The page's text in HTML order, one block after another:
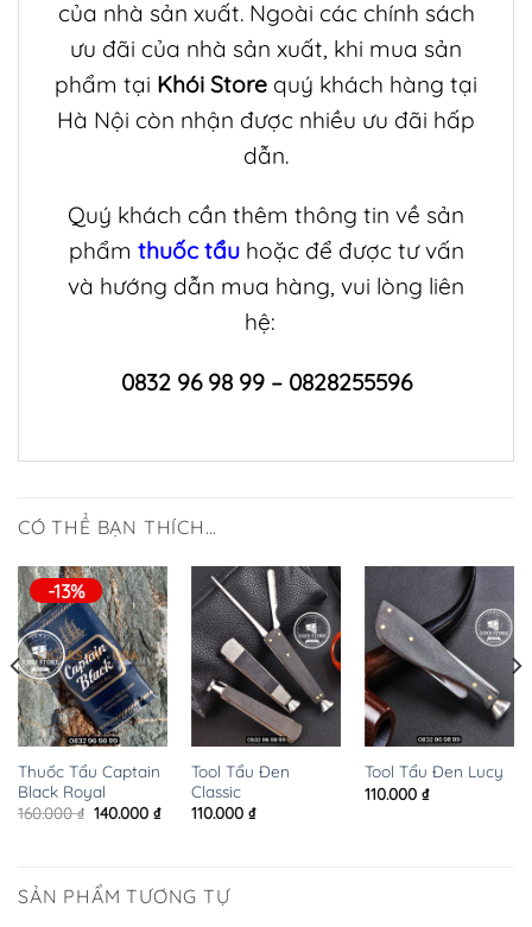
của nhà sản xuất. Ngoài các chính sách
ưu đãi của nhà sản xuất, khi mua sản
phẩm tại Khói Store quý khách hàng tại
Hà Nội còn nhận được nhiều ưu đãi hấp
dẫn.
Quý khách cần thêm thông tin về sản
phẩm thuốc tẩuhoặc để được tư vấn
và hướng dẫn mua hàng, vui lòng liên
hệ:
0832 96 98 99 – 0828255596
CÓ THỂ BẠN THÍCH…
-13%
Thuốc Tẩu Captain
Black Royal
160.000₫ Giá
140.000 ₫Giá
Tool Tẩu Đen
Classic
110.000 ₫
Tool Tẩu Đen Lucy
110.000 ₫
SẢN PHẨM TƯƠNG TỰ